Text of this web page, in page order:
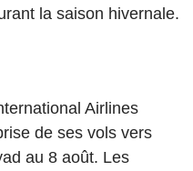
la saison hivernale.
Airlines
de ses vols vers
au 8 août. Les